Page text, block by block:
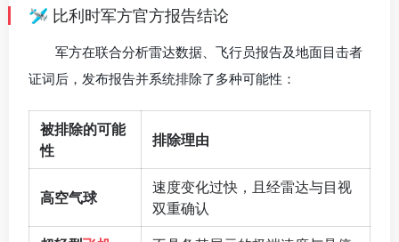
🛩️ 比利时军方官方报告结论
军方在联合分析雷达数据、飞行员报告及地面目击者
证词后，发布报告并系统排除了多种可能性：
被排除的可能
性
排除理由
高空气球
速度变化过快，且经雷达与目视
双重确认